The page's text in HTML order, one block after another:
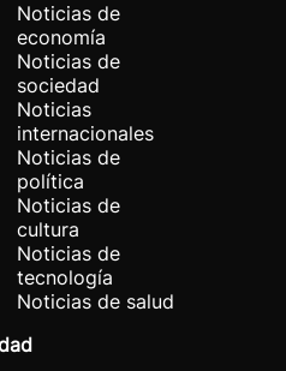
Noticias de
economía
Noticias de
sociedad
Noticias
internacionales
Noticias de
política
Noticias de
cultura
Noticias de
tecnología
Noticias de salud